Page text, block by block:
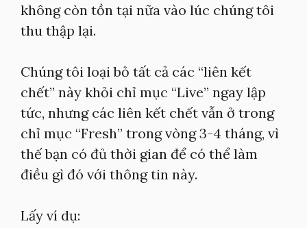
không còn tồn tại nữa vào lúc chúng tôi
thu thập lại.
Chúng tôi loại bỏ tất cả các “liên kết
chết” này khỏi chỉ mục “Live” ngay lập
tức, nhưng các liên kết chết vẫn ở trong
chỉ mục “Fresh” trong vòng 3-4 tháng, vì
thế bạn có đủ thời gian để có thể làm
điều gì đó với thông tin này.
Lấy ví dụ: